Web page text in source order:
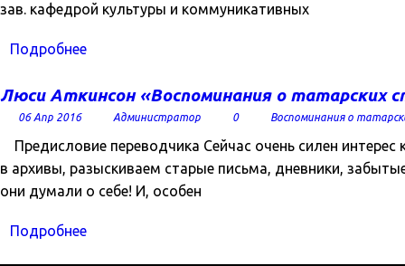
зав. кафедрой культуры и коммуникативных
Подробнее
Люси Аткинсон «Воспоминания о татарских
06 Апр 2016 Администратор 0 Воспоминания о
Предисловие переводчика Сейчас очень силен
в архивы, разыскиваем старые письма, дневники,
они думали о себе! И, особен
Подробнее